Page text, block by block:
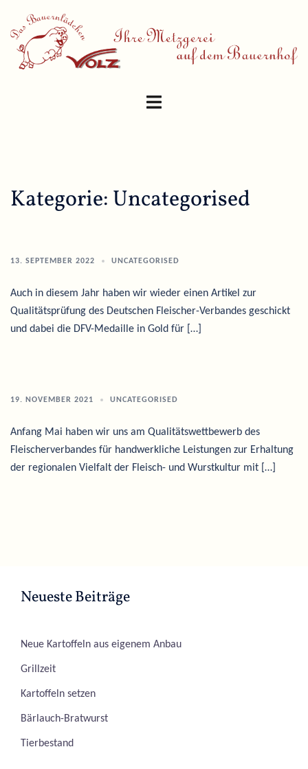
content
Toggle
Kategorie: Uncategorised
13. SEPTEMBER 2022 UNCATEGORISED
Auch in diesem Jahr haben wir wieder einen Artikel zur
Qualitätsprüfung des Deutschen Fleischer-Verbandes geschickt
und dabei die DFV-Medaille in Gold für […]
19. NOVEMBER 2021 UNCATEGORISED
Anfang Mai haben wir uns am Qualitätswettbewerb des
Fleischerverbandes für handwerkliche Leistungen zur Erhaltung
der regionalen Vielfalt der Fleisch- und Wurstkultur mit […]
Neueste Beiträge
Neue Kartoffeln aus eigenem Anbau
Grillzeit
Kartoffeln setzen
Bärlauch-Bratwurst
Tierbestand